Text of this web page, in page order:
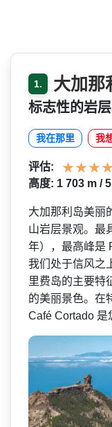
1. 大加那
标志性的岩
我在那里 我
评估:
高度: 1 703 m /
大加那利岛美丽
山岩层景观。最
年），最高峰是
我们处于信风之
里费岛的主要特
的美丽景色。在
Café Cortado 是